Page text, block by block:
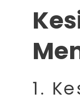
1.